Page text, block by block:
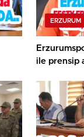
ERZURUM
ile prensip